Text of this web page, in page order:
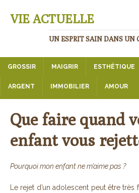
VIE ACTUELLE
UN ESPRIT SAIN DANS UN
GROSSIR MAIGRIR ESTHÉTIQUE
ARGENT IMMOBILIER AMOUR
Que faire quand
enfant vous
Pourquoi mon enfant ne m’aime pas ?
Le rejet d’un adolescent peut être très